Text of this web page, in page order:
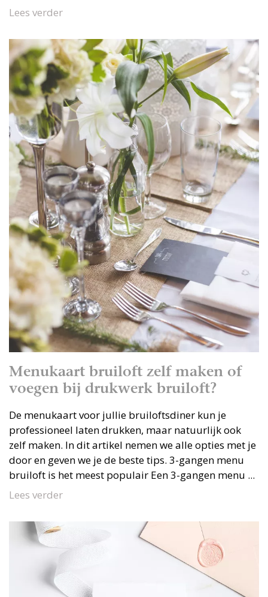
Lees verder
Menukaart bruiloft zelf maken of
voegen bij drukwerk bruiloft?
De menukaart voor jullie bruiloftsdiner kun je
professioneel laten drukken, maar natuurlijk ook
zelf maken. In dit artikel nemen we alle opties met je
door en geven we je de beste tips. 3-gangen menu
bruiloft is het meest populair Een 3-gangen menu ...
Lees verder